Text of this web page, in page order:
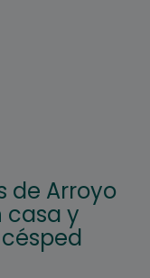
de Arroyo
casa y